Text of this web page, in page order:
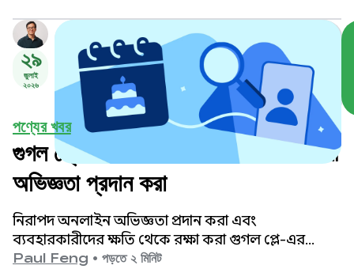
২৯
জুলাই
২০২৬
পণ্যের খবর
গুগল প্লে-তে আরও নিরাপদ ও বয়সোপযোগী
অভিজ্ঞতা প্রদান করা
নিরাপদ অনলাইন অভিজ্ঞতা প্রদান করা এবং
ব্যবহারকারীদের ক্ষতি থেকে রক্ষা করা গুগল প্লে-এর
সর্বোচ্চ অগ্রাধিকার।
Paul Feng • পড়তে ২ মিনিট